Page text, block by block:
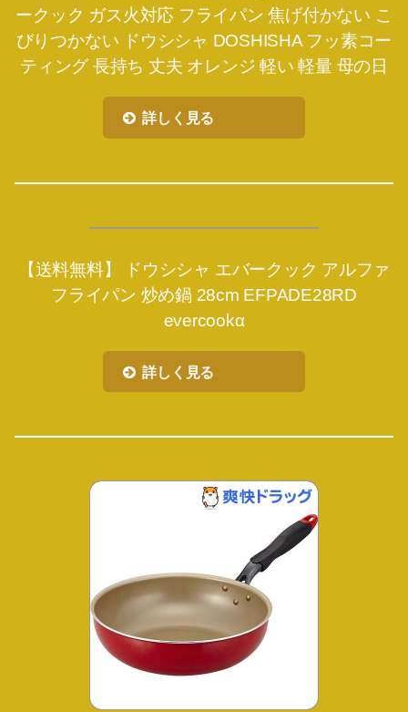
ークック ガス火対応 フライパン 焦げ付かない こ
びりつかない ドウシシャ DOSHISHA フッ素コー
ティング 長持ち 丈夫 オレンジ 軽い 軽量 母の日
詳しく見る
【送料無料】 ドウシシャ エバークック アルファ
フライパン 炒め鍋 28cm EFPADE28RD
evercookα
詳しく見る